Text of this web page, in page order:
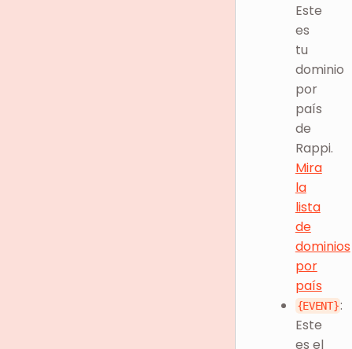
Este
es
tu
dominio
por
país
de
Rappi.
Mira
la
lista
de
dominios
por
país
{EVENT}:
Este
es el